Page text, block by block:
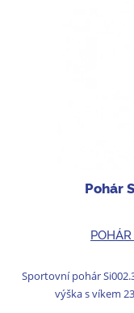
Pohár
Sportovní pohár
výška s víkem